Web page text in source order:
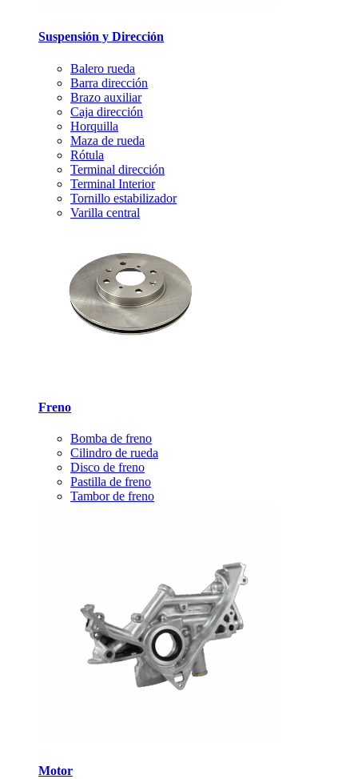
Suspensión y Dirección
Balero rueda
Barra dirección
Brazo auxiliar
Caja dirección
Horquilla
Maza de rueda
Rótula
Terminal dirección
Terminal Interior
Tornillo estabilizador
Varilla central
Freno
Bomba de freno
Cilindro de rueda
Disco de freno
Pastilla de freno
Tambor de freno
Motor